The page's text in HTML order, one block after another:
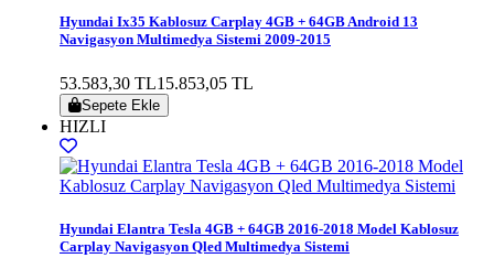
Hyundai Ix35 Kablosuz Carplay 4GB + 64GB Android 13
Navigasyon Multimedya Sistemi 2009-2015
53.583,30 TL15.853,05 TL
Sepete Ekle
HIZLI
Hyundai Elantra Tesla 4GB + 64GB 2016-2018 Model Kablosuz
Carplay Navigasyon Qled Multimedya Sistemi